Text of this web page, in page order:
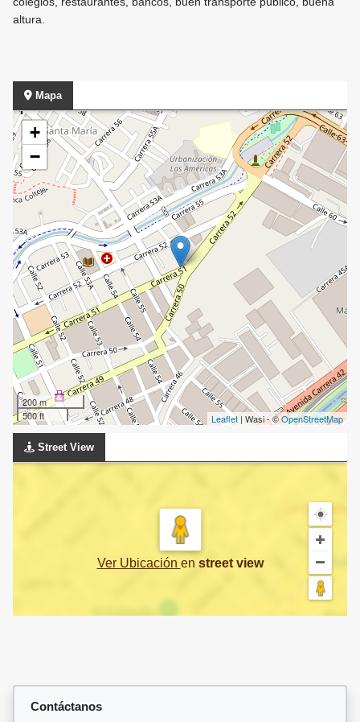
altura.
Mapa
+
−
200 m
500 ft
Leaflet | Wasi - ©OpenStreetMap
Street View
Ver Ubicación en street view
Contáctanos